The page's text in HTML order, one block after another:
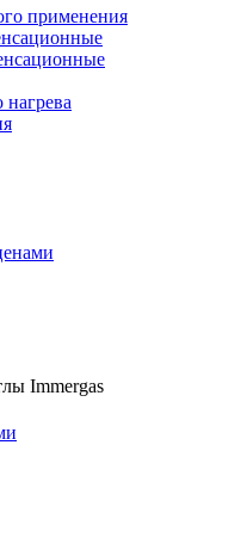
применения
нагрева
Immergas